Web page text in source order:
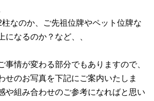
なのか、ご先祖位牌やペット位牌な
になるのか？など、、
事情が変わる部分でもありますので、
せのお写真を下記にご案内いたしま
や組み合わせのご参考になればと思い